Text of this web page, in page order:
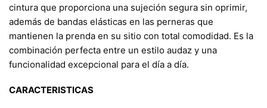
cintura que proporciona una sujeción segura sin oprimir,
además de bandas elásticas en las perneras que
mantienen la prenda en su sitio con total comodidad. Es la
combinación perfecta entre un estilo audaz y una
funcionalidad excepcional para el día a día.
CARACTERISTICAS